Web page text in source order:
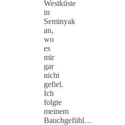
Westküste
in
Seminyak
an,
wo
es
mir
gar
nicht
gefiel.
Ich
folgte
meinem
Bauchgefühl…